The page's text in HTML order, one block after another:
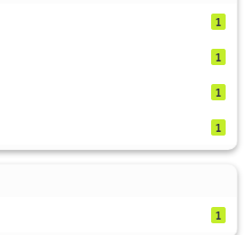
1
1
1
1
1